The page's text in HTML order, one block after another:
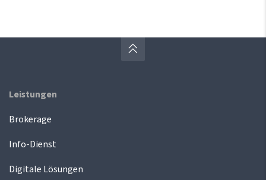
Leistungen
Brokerage
Info-Dienst
Digitale Lösungen